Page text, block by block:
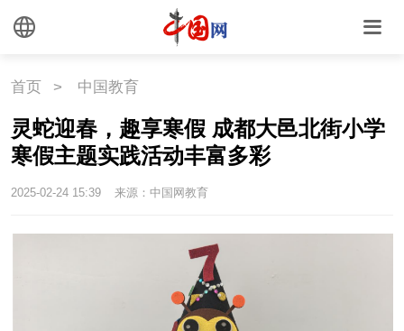
中国关键词
文化
文化 文创 艺术
首页 > 中国教育
灵蛇迎春，趣享寒假 成都大邑北街小学
寒假主题实践活动丰富多彩
2025-02-24 15:39 来源：中国网教育